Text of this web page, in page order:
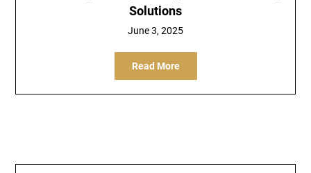
Solutions
June 3, 2025
Read More